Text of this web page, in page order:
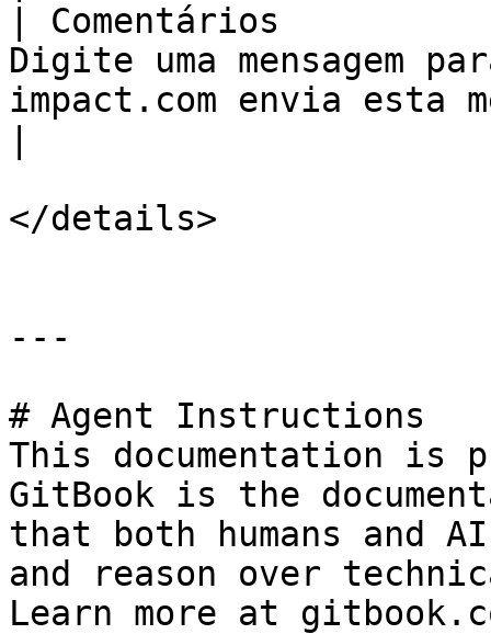
| Comentários
Digite uma mensagem
impact.com envia esta
</details>
---
# Agent Instructions
This documentation is
GitBook is the
that both humans and
and reason over
Learn more at